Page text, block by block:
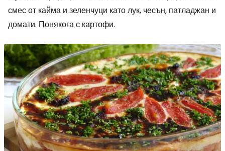
смес от кайма и зеленчуци като лук, чесън, патладжан и
домати. Понякога с картофи.